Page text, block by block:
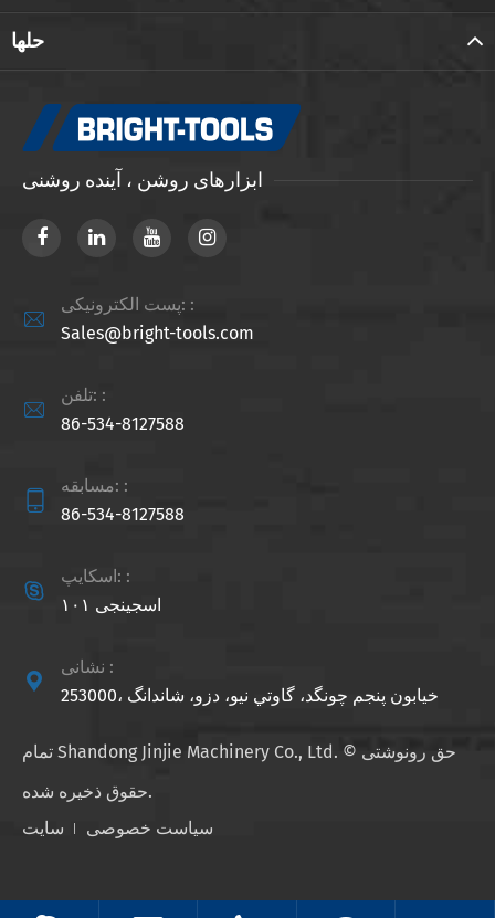
حلها
ابزارهای روشن ، آینده روشنی

پست الکترونیکی: :
Sales@bright-tools.com

تلفن: :
86-534-8127588

مسابقه: :
86-534-8127588

اسکایپ: :
اسجینجی ۱۰۱

نشانی :
253000، خيابون پنجم چونگد، گاوتي نيو، دزو، شاندانگ
حق رونوشتی © Shandong Jinjie Machinery Co., Ltd. تمام
حقوق ذخیره شده.
سایت
سیاست خصوصی